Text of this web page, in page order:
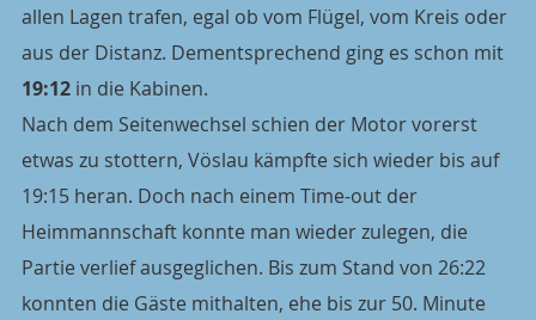
allen Lagen trafen, egal ob vom Flügel, vom Kreis oder
aus der Distanz. Dementsprechend ging es schon mit
19:12 in die Kabinen.
Nach dem Seitenwechsel schien der Motor vorerst
etwas zu stottern, Vöslau kämpfte sich wieder bis auf
19:15 heran. Doch nach einem Time-out der
Heimmannschaft konnte man wieder zulegen, die
Partie verlief ausgeglichen. Bis zum Stand von 26:22
konnten die Gäste mithalten, ehe bis zur 50. Minute